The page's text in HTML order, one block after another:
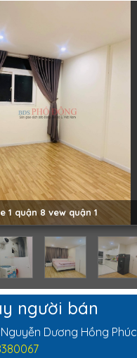
1 quận 8 vew quận 1
người bán
Dương Hồng Phúc